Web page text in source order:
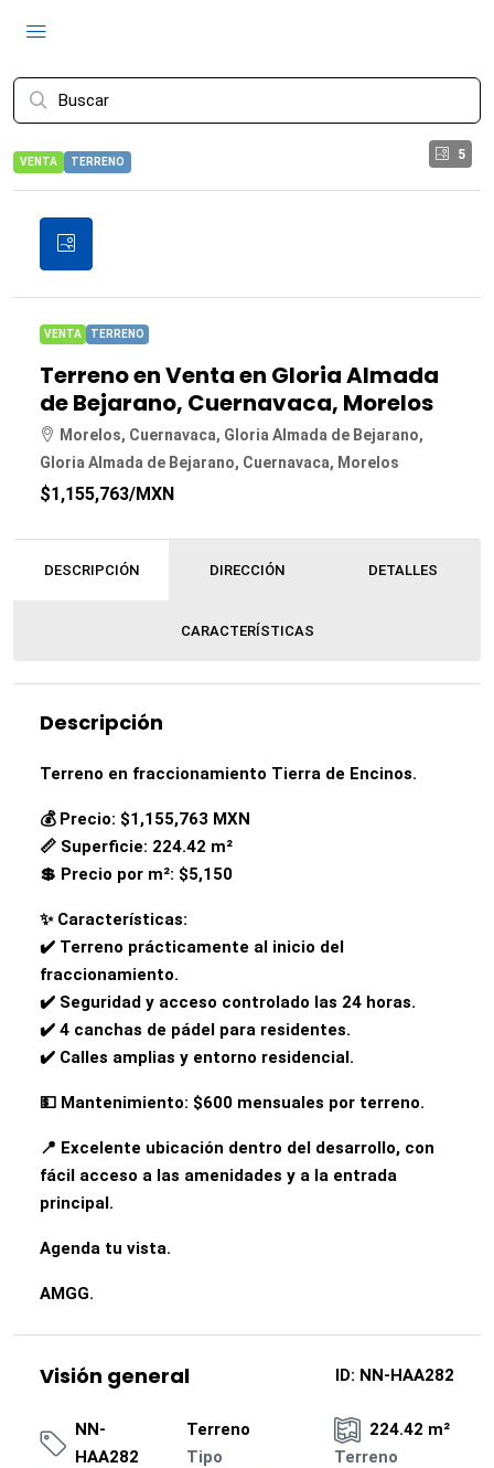
5
VENTA TERRENO
VENTA TERRENO
Terreno en Venta en Gloria Almada
de Bejarano, Cuernavaca, Morelos
Morelos, Cuernavaca, Gloria Almada de Bejarano,
Gloria Almada de Bejarano, Cuernavaca, Morelos
$1,155,763/MXN
DESCRIPCIÓN DIRECCIÓN DETALLES
CARACTERÍSTICAS
Descripción
Terreno en fraccionamiento Tierra de Encinos.
💰 Precio: $1,155,763 MXN
📏 Superficie: 224.42 m²
💲 Precio por m²: $5,150
✨ Características:
✔️ Terreno prácticamente al inicio del
fraccionamiento.
✔️ Seguridad y acceso controlado las 24 horas.
✔️ 4 canchas de pádel para residentes.
✔️ Calles amplias y entorno residencial.
💵 Mantenimiento: $600 mensuales por terreno.
📍 Excelente ubicación dentro del desarrollo, con
fácil acceso a las amenidades y a la entrada
principal.
Agenda tu vista.
AMGG.
Visión general ID: NN-HAA282
NN-
HAA282
Terreno
Tipo
224.42 m²
Terreno